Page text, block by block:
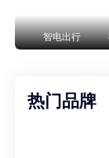
智电出行
热门品牌